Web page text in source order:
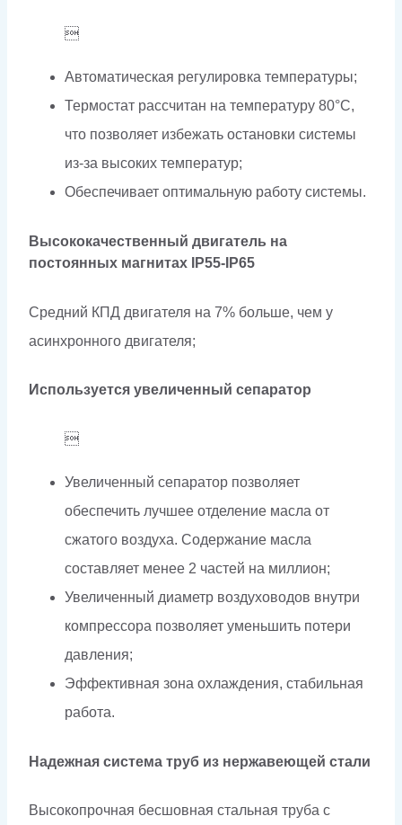

Автоматическая регулировка температуры;
Термостат рассчитан на температуру 80°С,
что позволяет избежать остановки системы
из-за высоких температур;
Обеспечивает оптимальную работу системы.
Высококачественный двигатель на
постоянных магнитах IP55-IP65
Средний КПД двигателя на 7% больше, чем у
асинхронного двигателя;
Используется увеличенный сепаратор

Увеличенный сепаратор позволяет
обеспечить лучшее отделение масла от
сжатого воздуха. Содержание масла
составляет менее 2 частей на миллион;
Увеличенный диаметр воздуховодов внутри
компрессора позволяет уменьшить потери
давления;
Эффективная зона охлаждения, стабильная
работа.
Надежная система труб из нержавеющей стали
Высокопрочная бесшовная стальная труба с